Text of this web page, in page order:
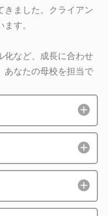
きました。クライアン
す。
化など、成長に合わせ
あなたの母校を担当で